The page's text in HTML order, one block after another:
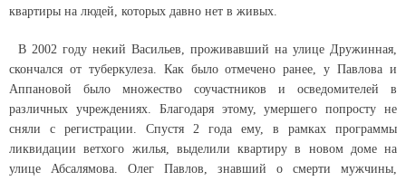
квартиры на людей, которых давно нет в живых.
В 2002 году некий Васильев, проживавший на улице Дружинная,
скончался от туберкулеза. Как было отмечено ранее, у Павлова и
Аппановой было множество соучастников и осведомителей в
различных учреждениях. Благодаря этому, умершего попросту не
сняли с регистрации. Спустя 2 года ему, в рамках программы
ликвидации ветхого жилья, выделили квартиру в новом доме на
улице Абсалямова. Олег Павлов, знавший о смерти мужчины,